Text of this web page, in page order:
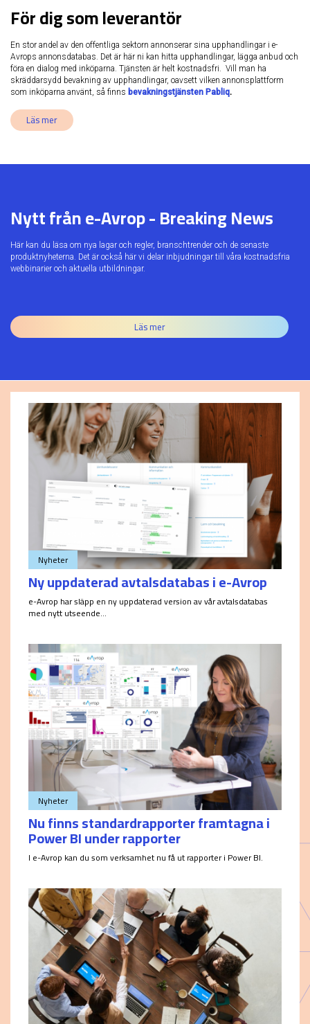
För dig som leverantör
En stor andel av den offentliga sektorn annonserar sina upphandlingar i e-
Avrops annonsdatabas. Det är här ni kan hitta upphandlingar, lägga anbud och
föra en dialog med inköparna. Tjänsten är helt kostnadsfri. Vill man ha
skräddarsydd bevakning av upphandlingar, oavsett vilken annonsplattform
som inköparna använt, så finns bevakningstjänsten Pabliq.
Läs mer
Nytt från e-Avrop - Breaking News
Här kan du läsa om nya lagar och regler, branschtrender och de senaste
produktnyheterna. Det är också här vi delar inbjudningar till våra kostnadsfria
webbinarier och aktuella utbildningar.
Läs mer
Nyheter
Ny uppdaterad avtalsdatabas i e-Avrop
e-Avrop har släpp en ny uppdaterad version av vår avtalsdatabas
med nytt utseende...
Nyheter
Nu finns standardrapporter framtagna i
Power BI under rapporter
I e-Avrop kan du som verksamhet nu få ut rapporter i Power BI.